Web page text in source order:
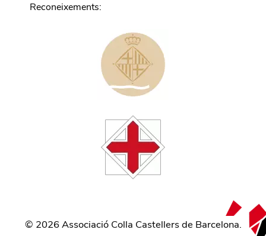
Reconeixements:
© 2026Associació Colla Castellers de Barcelona.